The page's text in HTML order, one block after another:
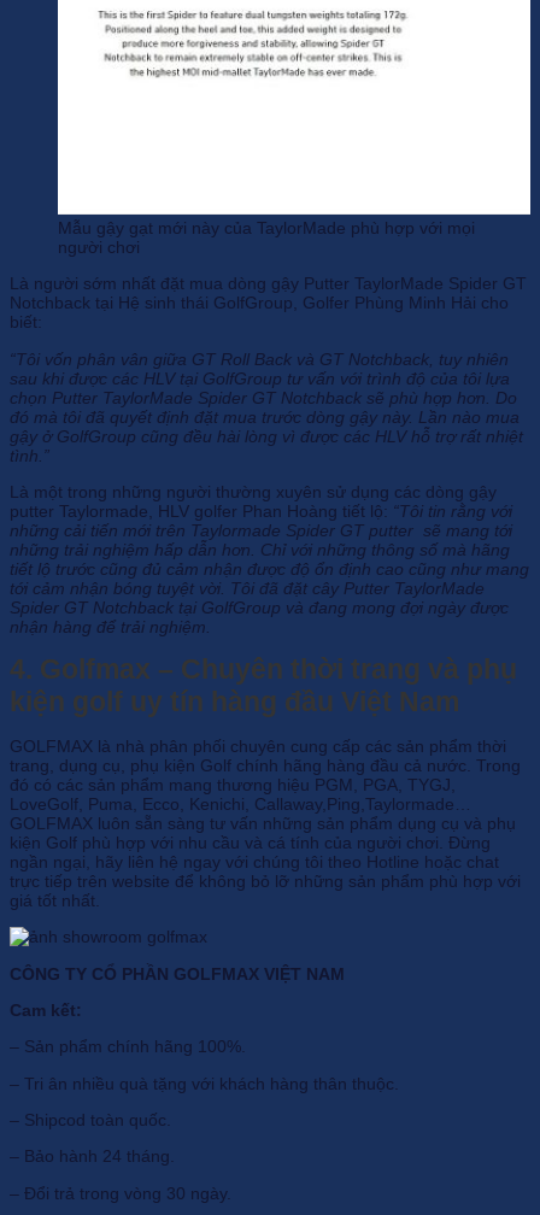
Mẫu gậy gạt mới này của TaylorMade phù hợp với mọi
người chơi
Là người sớm nhất đặt mua dòng gậy Putter TaylorMade Spider GT
Notchback tại Hệ sinh thái GolfGroup, Golfer Phùng Minh Hải cho
biết:
“Tôi vốn phân vân giữa GT Roll Back và GT Notchback, tuy nhiên
sau khi được các HLV tại GolfGroup tư vấn với trình độ của tôi lựa
chọn Putter TaylorMade Spider GT Notchback sẽ phù hợp hơn. Do
đó mà tôi đã quyết định đặt mua trước dòng gậy này. Lần nào mua
gậy ở GolfGroup cũng đều hài lòng vì được các HLV hỗ trợ rất nhiệt
tình.”
Là một trong những người thường xuyên sử dụng các dòng gậy
putter Taylormade, HLV golfer Phan Hoàng tiết lộ: “Tôi tin rằng với
những cải tiến mới trên Taylormade Spider GT putter sẽ mang tới
những trải nghiệm hấp dẫn hơn. Chỉ với những thông số mà hãng
tiết lộ trước cũng đủ cảm nhận được độ ổn định cao cũng như mang
tới cảm nhận bóng tuyệt vời. Tôi đã đặt cây Putter TaylorMade
Spider GT Notchback tại GolfGroup và đang mong đợi ngày được
nhận hàng để trải nghiệm.
4. Golfmax – Chuyên thời trang và phụ
kiện golf uy tín hàng đầu Việt Nam
GOLFMAX là nhà phân phối chuyên cung cấp các sản phẩm thời
trang, dụng cụ, phụ kiện Golf chính hãng hàng đầu cả nước. Trong
đó có các sản phẩm mang thương hiệu PGM, PGA, TYGJ,
LoveGolf, Puma, Ecco, Kenichi, Callaway,Ping,Taylormade…
GOLFMAX luôn sẵn sàng tư vấn những sản phẩm dụng cụ và phụ
kiện Golf phù hợp với nhu cầu và cá tính của người chơi. Đừng
ngần ngại, hãy liên hệ ngay với chúng tôi theo Hotline hoặc chat
trực tiếp trên website để không bỏ lỡ những sản phẩm phù hợp với
giá tốt nhất.
CÔNG TY CỔ PHẦN GOLFMAX VIỆT NAM
Cam kết:
– Sản phẩm chính hãng 100%.
– Tri ân nhiều quà tặng với khách hàng thân thuộc.
– Shipcod toàn quốc.
– Bảo hành 24 tháng.
– Đổi trả trong vòng 30 ngày.